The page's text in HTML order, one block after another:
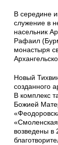
В середине
служение в
насельник
Рафаил
монастыря
Новый
созданного
В комплекс
Божией
возведены в